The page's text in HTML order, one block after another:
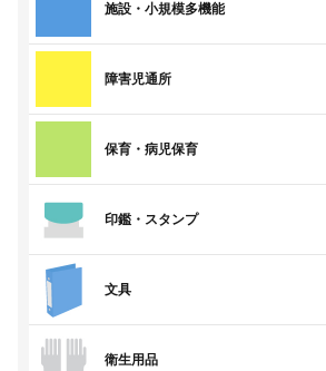
施設・小規模多機能
障害児通所
保育・病児保育
印鑑・スタンプ
文具
衛生用品